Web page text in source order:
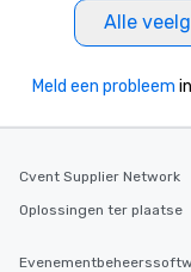
Alle
Meld een probleem
Cvent Supplier Network
Oplossingen ter plaatse